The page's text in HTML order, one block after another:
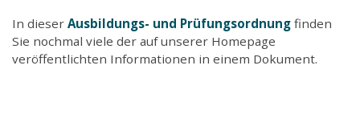
In dieser Ausbildungs- und Prüfungsordnung finden
Sie nochmal viele der auf unserer Homepage
veröffentlichten Informationen in einem Dokument.